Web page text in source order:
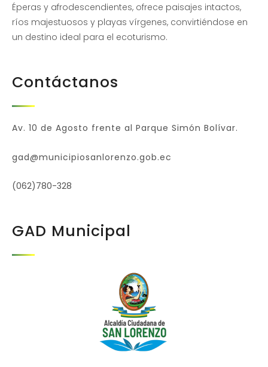
Éperas y afrodescendientes, ofrece paisajes intactos,
ríos majestuosos y playas vírgenes, convirtiéndose en
un destino ideal para el ecoturismo.
Contáctanos
Av. 10 de Agosto frente al Parque Simón Bolívar.
gad@municipiosanlorenzo.gob.ec
(062)780-328
GAD Municipal